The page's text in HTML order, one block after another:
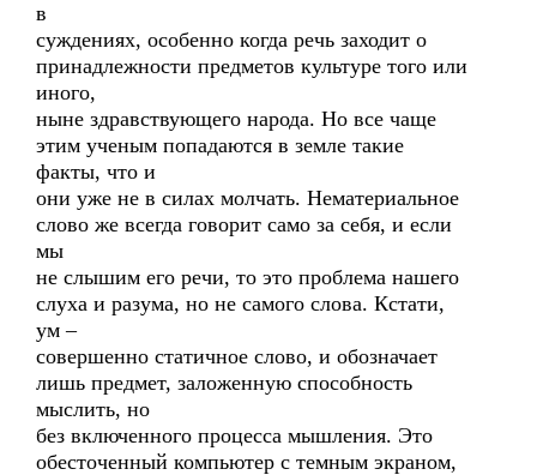
в
суждениях, особенно когда речь заходит о
принадлежности предметов культуре того или
иного,
ныне здравствующего народа. Но все чаще
этим ученым попадаются в земле такие
факты, что и
они уже не в силах молчать. Нематериальное
слово же всегда говорит само за себя, и если
мы
не слышим его речи, то это проблема нашего
слуха и разума, но не самого слова. Кстати,
ум –
совершенно статичное слово, и обозначает
лишь предмет, заложенную способность
мыслить, но
без включенного процесса мышления. Это
обесточенный компьютер с темным экраном,